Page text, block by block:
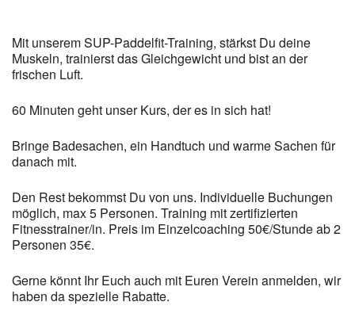
Mit unserem SUP-Paddelfit-Training, stärkst Du deine
Muskeln, trainierst das Gleichgewicht und bist an der
frischen Luft.
60 Minuten geht unser Kurs, der es in sich hat!
Bringe Badesachen, ein Handtuch und warme Sachen für
danach mit.
Den Rest bekommst Du von uns. Individuelle Buchungen
möglich, max 5 Personen. Training mit zertifizierten
Fitnesstrainer/in. Preis im Einzelcoaching 50€/Stunde ab 2
Personen 35€.
Gerne könnt Ihr Euch auch mit Euren Verein anmelden, wir
haben da spezielle Rabatte.